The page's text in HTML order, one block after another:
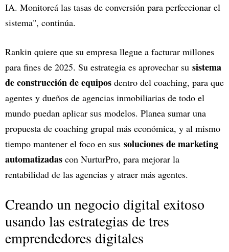
IA. Monitoreá las tasas de conversión para perfeccionar el
sistema", continúa.
Rankin quiere que su empresa llegue a facturar millones
para fines de 2025. Su estrategia es aprovechar su sistema
de construcción de equipos dentro del coaching, para que
agentes y dueños de agencias inmobiliarias de todo el
mundo puedan aplicar sus modelos. Planea sumar una
propuesta de coaching grupal más económica, y al mismo
tiempo mantener el foco en sus soluciones de marketing
automatizadas con NurturPro, para mejorar la
rentabilidad de las agencias y atraer más agentes.
Creando un negocio digital exitoso
usando las estrategias de tres
emprendedores digitales